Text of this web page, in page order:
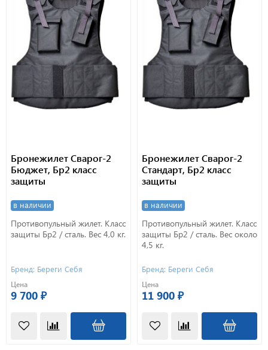
Бронежилет Сварог-2
Бюджет, Бр2 класс
защиты
в наличии
Противопульный жилет. Класс
защиты Бр2 / сталь. Вес 4,0 кг.
Бренд: Береги Себя
Цена
9 700 ₽
Бронежилет Сварог-2
Стандарт, Бр2 класс
защиты
в наличии
Противопульный жилет. Класс
защиты Бр2 / сталь. Вес около
4,5 кг.
Бренд: Береги Себя
Цена
11 900 ₽